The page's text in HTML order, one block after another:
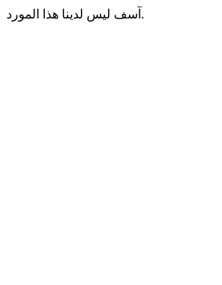
آسف ليس لدينا هذا المورد.